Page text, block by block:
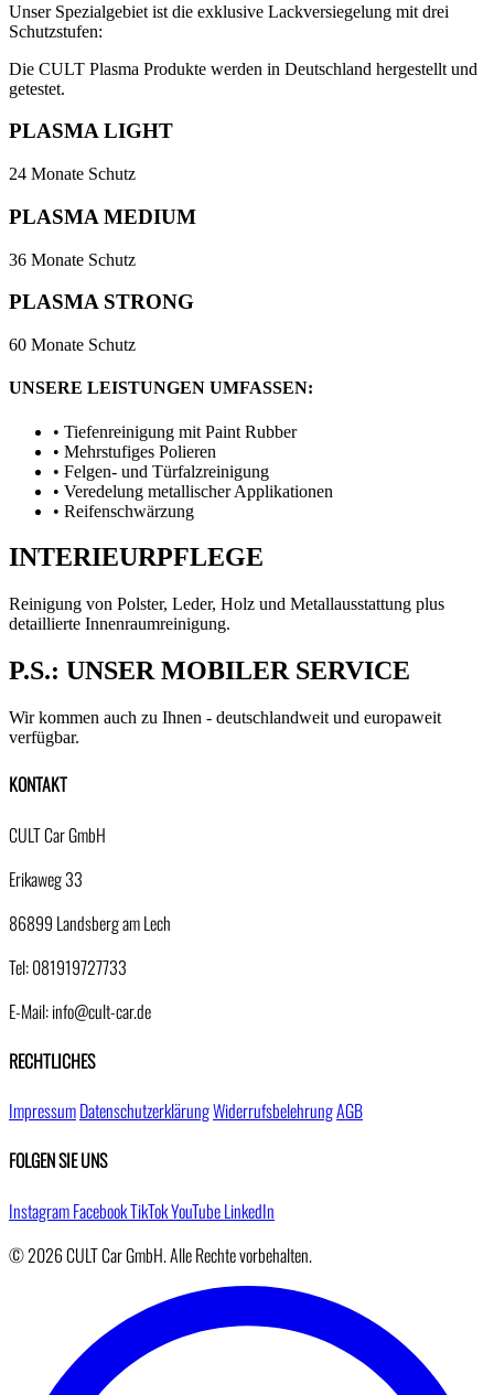
Unser Spezialgebiet ist die exklusive Lackversiegelung mit drei
Schutzstufen:
Die CULT Plasma Produkte werden in Deutschland hergestellt und
getestet.
PLASMA LIGHT
24 Monate Schutz
PLASMA MEDIUM
36 Monate Schutz
PLASMA STRONG
60 Monate Schutz
UNSERE LEISTUNGEN UMFASSEN:
• Tiefenreinigung mit Paint Rubber
• Mehrstufiges Polieren
• Felgen- und Türfalzreinigung
• Veredelung metallischer Applikationen
• Reifenschwärzung
INTERIEURPFLEGE
Reinigung von Polster, Leder, Holz und Metallausstattung plus
detaillierte Innenraumreinigung.
P.S.: UNSER MOBILER SERVICE
Wir kommen auch zu Ihnen - deutschlandweit und europaweit
verfügbar.
KONTAKT
CULT Car GmbH
Erikaweg 33
86899 Landsberg am Lech
Tel: 081919727733
E-Mail: info@cult-car.de
RECHTLICHES
ImpressumDatenschutzerklärungWiderrufsbelehrungAGB
FOLGEN SIE UNS
InstagramFacebookTikTokYouTubeLinkedIn
© 2026 CULT Car GmbH. Alle Rechte vorbehalten.